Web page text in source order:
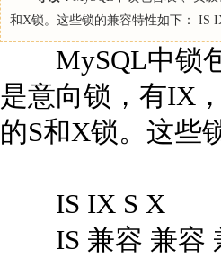
和X锁。这些锁的兼容特性如下： IS
MySQL中锁包
是意向锁，有IX
的S和X锁。这些
IS IX S X
IS 兼容 兼容